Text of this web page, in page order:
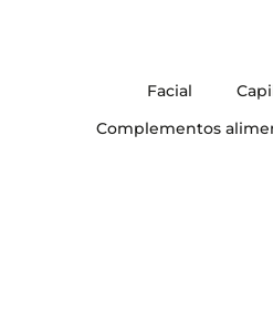
Facial
Complementos